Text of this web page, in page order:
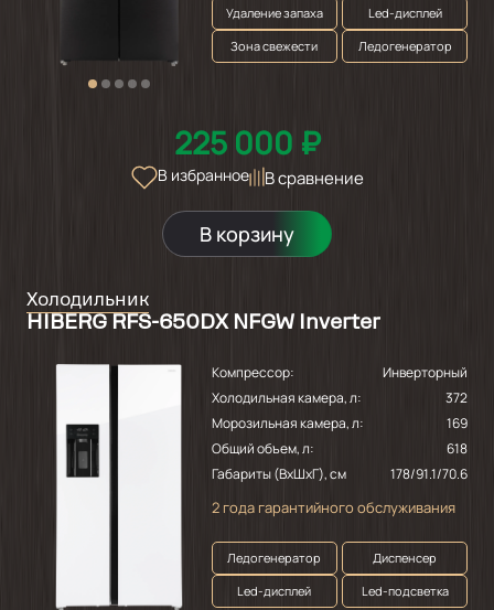
Удаление запаха
Led-дисплей
Зона свежести
Ледогенератор
225 000 ₽
В избранное В сравнение
В корзину
Холодильник
HIBERG RFS-650DX NFGW Inverter
Компрессор:
Инверторный
Холодильная камера, л:
372
Морозильная камера, л:
169
Общий объем, л:
618
Габариты (ВхШхГ), см
178/91.1/70.6
2 года гарантийного обслуживания
Ледогенератор
Диспенсер
Led-дисплей
Led-подсветка